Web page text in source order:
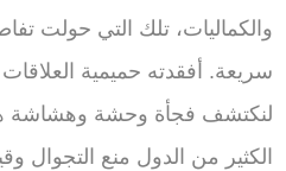
والكماليات، تلك التي حولت
سريعة. أفقدته حميمية العلاقات
لنكتشف فجأة وحشة وهشاشة
الكثير من الدول منع التجوال